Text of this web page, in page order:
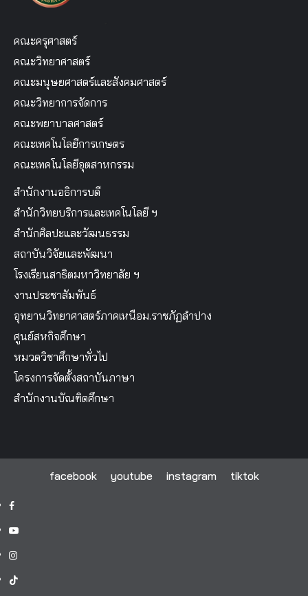
คณะครุศาสตร์
คณะวิทยาศาสตร์
คณะมนุษยศาสตร์และสังคมศาสตร์
คณะวิทยาการจัดการ
คณะพยาบาลศาสตร์
คณะเทคโนโลยีการเกษตร
คณะเทคโนโลยีอุตสาหกรรม
สำนักงานอธิการบดี
สำนักวิทยบริการและเทคโนโลยี ฯ
สำนักศิลปะและวัฒนธรรม
สถาบันวิจัยและพัฒนา
โรงเรียนสาธิตมหาวิทยาลัย ฯ
งานประชาสัมพันธ์
อุทยานวิทยาศาสตร์ภาคเหนือม.ราชภัฏลำปาง
ศูนย์สหกิจศึกษา
หมวดวิชาศึกษาทั่วไป
โครงการจัดตั้งสถาบันภาษา
สำนักงานบัณฑิตศึกษา
facebook youtube instagram tiktok
facebook
youtube
instagram
tiktok